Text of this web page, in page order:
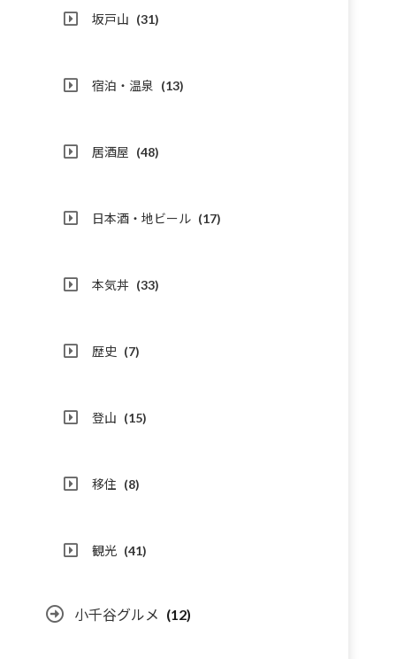
坂戸山 (31)
宿泊・温泉 (13)
居酒屋 (48)
日本酒・地ビール (17)
本気丼 (33)
歴史 (7)
登山 (15)
移住 (8)
観光 (41)
小千谷グルメ (12)